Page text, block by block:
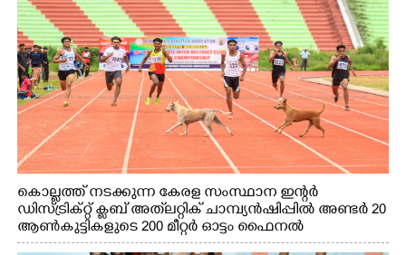
കൊല്ലത്ത് നടക്കുന്ന കേരള സംസ്ഥാന ഇന്റർ
ഡിസ്ട്രിക്റ്റ് ക്ലബ് അത്‌ലറ്റിക് ചാമ്പ്യൻഷിപ്പിൽ അണ്ടർ 20
ആൺകുട്ടികളുടെ 200 മീറ്റർ ഓട്ടം ഫൈനൽ
മത്സരത്തിനിടെ സിന്തറ്റിക് ട്രാക്കിന് കുറുകെ ഓടുന്ന